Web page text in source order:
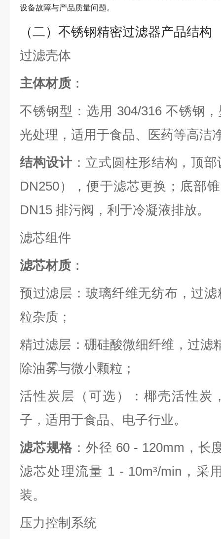
设备故障与产品质量问题。
（二）不锈钢精密过滤器产品结构
过滤壳体
主体材质 ：
不锈钢型：选用 304/316 不锈钢
光处理，适用于食品、医药等高洁
结构设计：立式圆柱形结构，顶
DN250），便于滤芯更换；底部
DN15 排污阀，利于冷凝液排放。
滤芯组件
滤芯材质 ：
预过滤层：玻璃纤维无纺布，过
粒杂质；
精过滤层：硼硅酸微细纤维，过滤
除油雾与微小颗粒；
活性炭层（可选）：椰壳活性炭
子，适用于食品、电子行业。
滤芯规格 ：外径 60 - 120mm，长
滤芯处理流量 1 - 10m³/min，采
装。
压力控制系统